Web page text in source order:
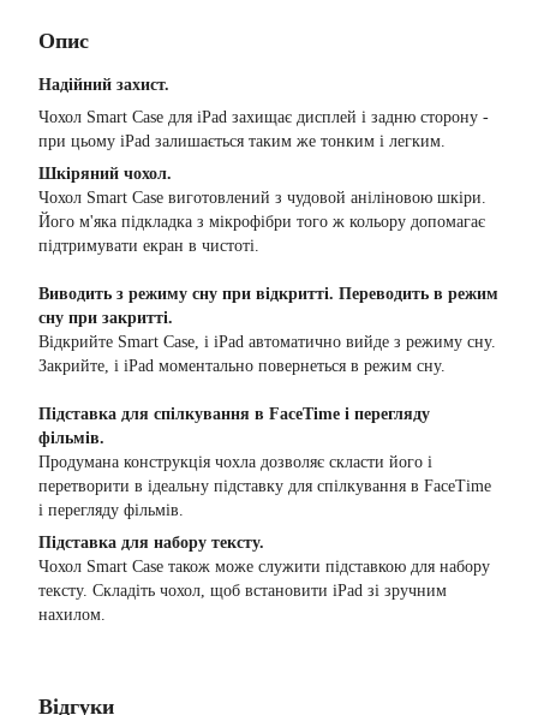
Опис
Надійний захист.
Чохол Smart Case для iPad захищає дисплей і задню сторону -
при цьому iPad залишається таким же тонким і легким.
Шкіряний чохол.
Чохол Smart Case виготовлений з чудовой аніліновою шкіри.
Його м'яка підкладка з мікрофібри того ж кольору допомагає
підтримувати екран в чистоті.
Виводить з режиму сну при відкритті. Переводить в режим
сну при закритті.
Відкрийте Smart Case, і iPad автоматично вийде з режиму сну.
Закрийте, і iPad моментально повернеться в режим сну.
Підставка для спілкування в FaceTime і перегляду
фільмів.
Продумана конструкція чохла дозволяє скласти його і
перетворити в ідеальну підставку для спілкування в FaceTime
і перегляду фільмів.
Підставка для набору тексту.
Чохол Smart Case також може служити підставкою для набору
тексту. Складіть чохол, щоб встановити iPad зі зручним
нахилом.
Відгуки